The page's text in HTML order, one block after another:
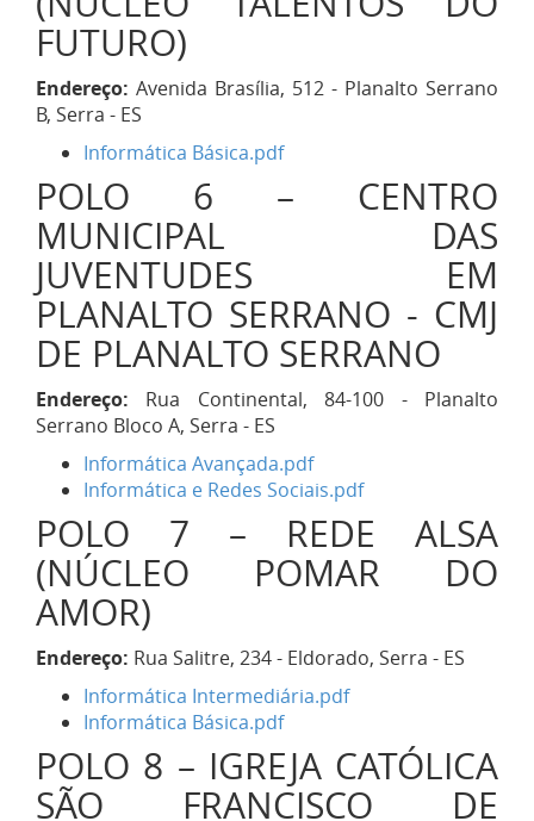
FUTURO)
Endereço: Avenida Brasília, 512 - Planalto Serrano
B, Serra - ES
Informática Básica.pdf
POLO 6 – CENTRO
MUNICIPAL DAS
JUVENTUDES EM
PLANALTO SERRANO - CMJ
DE PLANALTO SERRANO
Endereço:
Rua Continental, 84-100 - Planalto
Serrano Bloco A, Serra - ES
Informática Avançada.pdf
Informática e Redes Sociais.pdf
POLO 7 – REDE ALSA
(NÚCLEO POMAR DO
AMOR)
Endereço: Rua Salitre, 234 - Eldorado, Serra - ES
Informática Intermediária.pdf
Informática Básica.pdf
POLO 8 – IGREJA CATÓLICA
SÃO FRANCISCO DE